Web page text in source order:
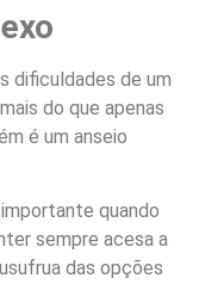
dificuldades de um
do que apenas
é um anseio
quando
sempre acesa a
das opções